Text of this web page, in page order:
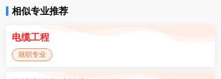
相似专业推荐
电缆工程
就职专业